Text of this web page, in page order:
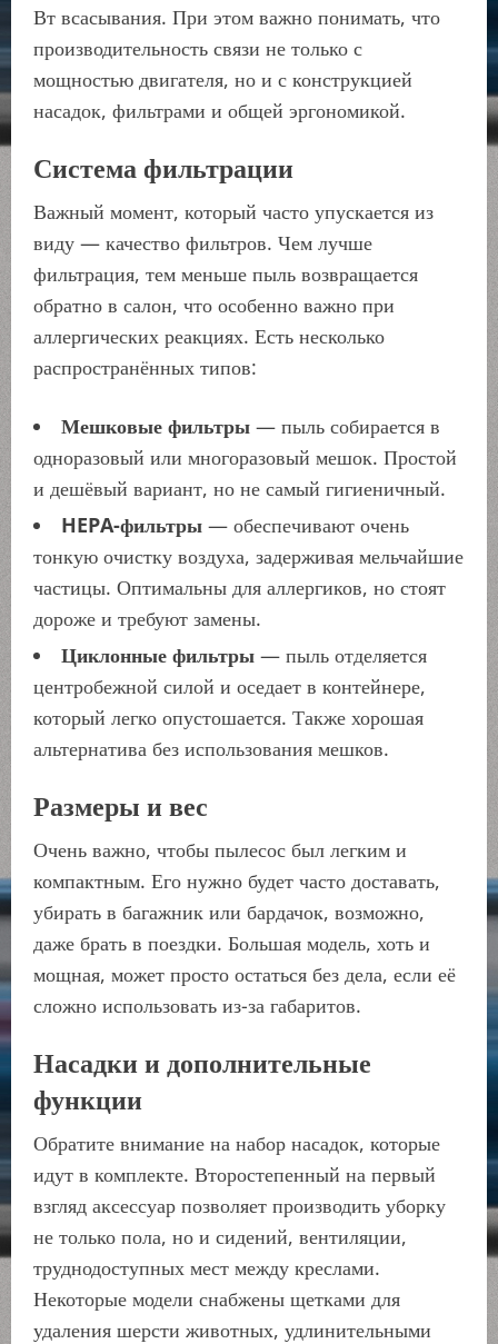
Вт всасывания. При этом важно понимать, что
производительность связи не только с
мощностью двигателя, но и с конструкцией
насадок, фильтрами и общей эргономикой.
Система фильтрации
Важный момент, который часто упускается из
виду — качество фильтров. Чем лучше
фильтрация, тем меньше пыль возвращается
обратно в салон, что особенно важно при
аллергических реакциях. Есть несколько
распространённых типов:
Мешковые фильтры — пыль собирается в
одноразовый или многоразовый мешок. Простой
и дешёвый вариант, но не самый гигиеничный.
HEPA-фильтры — обеспечивают очень
тонкую очистку воздуха, задерживая мельчайшие
частицы. Оптимальны для аллергиков, но стоят
дороже и требуют замены.
Циклонные фильтры — пыль отделяется
центробежной силой и оседает в контейнере,
который легко опустошается. Также хорошая
альтернатива без использования мешков.
Размеры и вес
Очень важно, чтобы пылесос был легким и
компактным. Его нужно будет часто доставать,
убирать в багажник или бардачок, возможно,
даже брать в поездки. Большая модель, хоть и
мощная, может просто остаться без дела, если её
сложно использовать из-за габаритов.
Насадки и дополнительные
функции
Обратите внимание на набор насадок, которые
идут в комплекте. Второстепенный на первый
взгляд аксессуар позволяет производить уборку
не только пола, но и сидений, вентиляции,
труднодоступных мест между креслами.
Некоторые модели снабжены щетками для
удаления шерсти животных, удлинительными